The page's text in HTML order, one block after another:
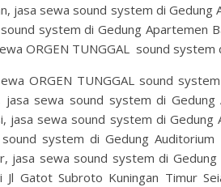
jasa sewa sound system di Gedung
system di Gedung Apartemen
ORGEN TUNGGAL sound
ORGEN TUNGGAL sound
jasa sewa sound system di
jasa sewa sound system di
system di Gedung
jasa sewa sound system di
Jl Gatot Subroto Kuningan Timur